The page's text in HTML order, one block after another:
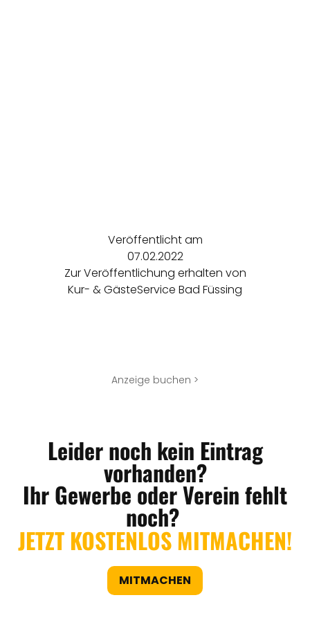
Veröffentlicht am
07.02.2022
Zur Veröffentlichung erhalten von
Kur- & GästeService Bad Füssing
Anzeige buchen >
Leider noch kein Eintrag
vorhanden?
Ihr Gewerbe oder Verein fehlt
noch?
JETZT KOSTENLOS MITMACHEN!
MITMACHEN